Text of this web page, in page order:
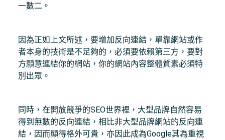
一數二。
因為正如上文所述，要增加反向連結，單靠網站或作
者本身的技術是不足夠的，必須要依賴第三方，要對
方願意連結你的網站，你的網站內容整體質素必須特
別出眾。
同時，在開放競爭的SEO世界裡，大型品牌自然容易
得到無數的反向連結，相比非大型品牌網站的反向連
結，因而顯得格外可貴，亦因此成為Google其為重視